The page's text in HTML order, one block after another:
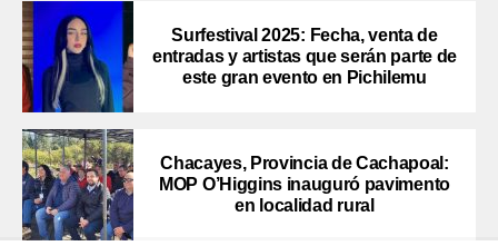
Surfestival 2025: Fecha, venta de
entradas y artistas que serán parte de
este gran evento en Pichilemu
Chacayes, Provincia de Cachapoal:
MOP O’Higgins inauguró pavimento
en localidad rural